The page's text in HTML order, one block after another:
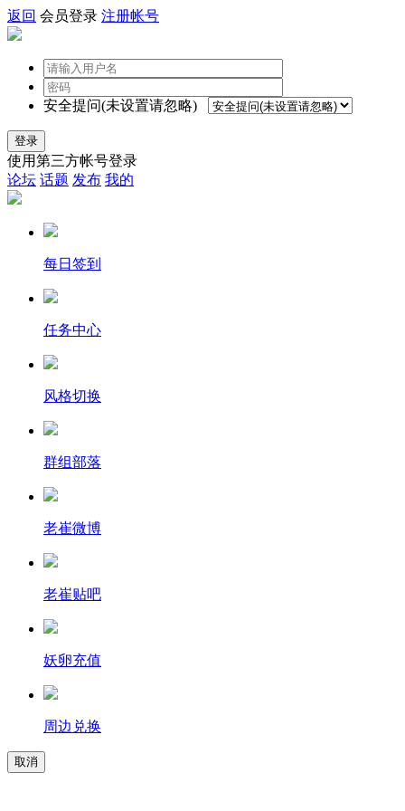
返回 会员登录 注册帐号
安全提问(未设置请忽略)
登录
使用第三方帐号登录
论坛 话题 发布 我的
每日签到
任务中心
风格切换
群组部落
老崔微博
老崔贴吧
妖卵充值
周边兑换
取消